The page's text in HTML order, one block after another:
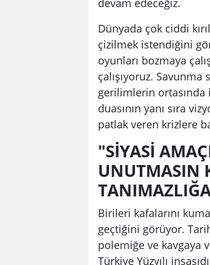
Dünyada çok ciddi
çizilmek istendiğini
oyunları bozmaya
çalışıyoruz.
gerilimlerin ortasında
duasının yanı sıra
patlak veren krizlere
"SİYASİ
UNUTMASIN
Birileri kafalarını
geçtiğini görüyor.
polemiğe ve kavgaya
Türkiye Yüzyılı